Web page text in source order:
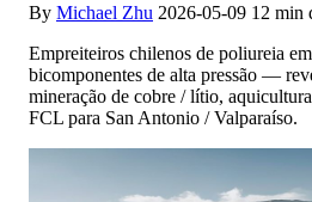
By Michael Zhu 2026-05-09 12 min
Empreiteiros chilenos de poliureia
bicomponentes de alta pressão —
mineração de cobre / lítio,
FCL para San Antonio / Valparaíso.